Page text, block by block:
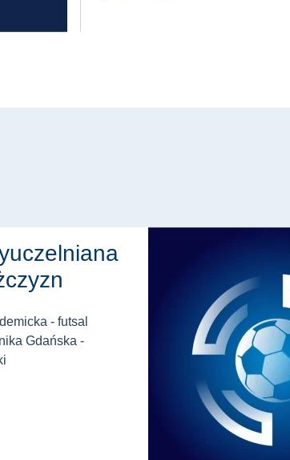
- futsal
Gdańska -